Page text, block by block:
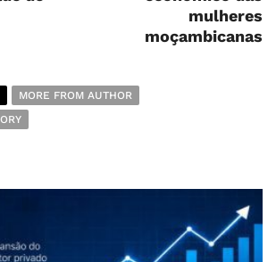
mulheres
moçambicanas
MORE FROM AUTHOR